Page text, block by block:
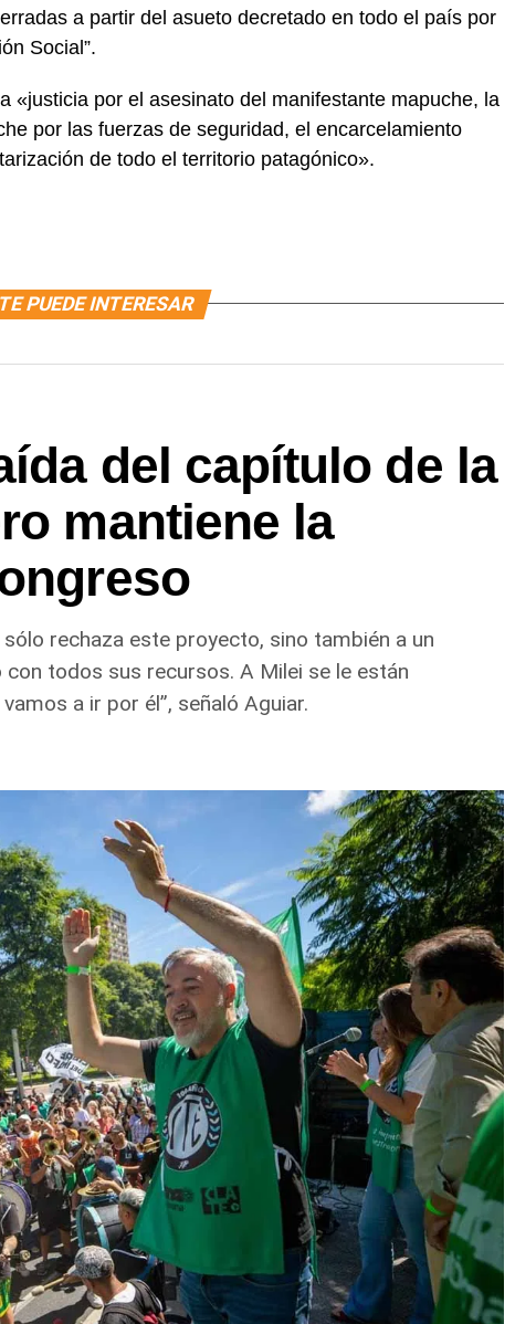
a partir del asueto decretado en todo el país por
Social”.
«justicia por el asesinato del manifestante mapuche, la
por las fuerzas de seguridad, el encarcelamiento
de todo el territorio patagónico».
TE PUEDE INTERESAR
del capítulo de la
mantiene la
rechaza este proyecto, sino también a un
todos sus recursos. A Milei se le están
a ir por él”, señaló Aguiar.